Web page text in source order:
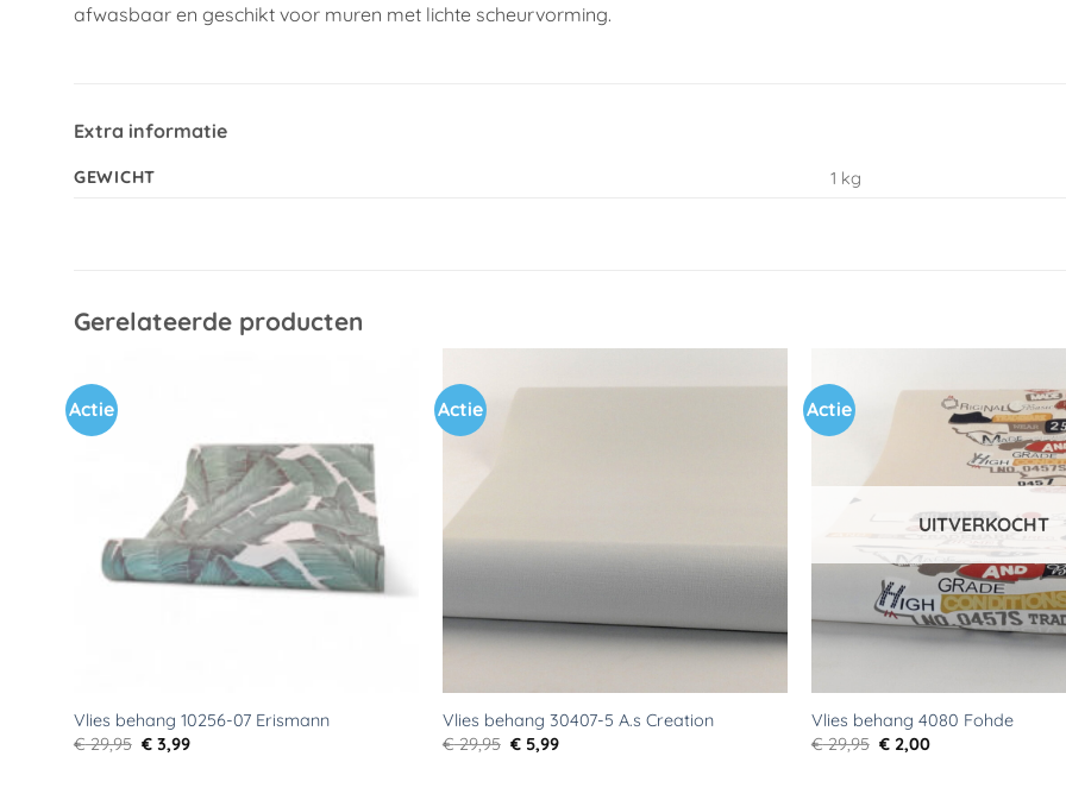
afwasbaar en geschikt voor muren met lichte scheurvorming.
Extra informatie
GEWICHT 1 kg
Gerelateerde producten
Actie
verlanglijst
Vlies behang 10256-07 Erismann
€29,95 Oorspronkelijke
prijs
€ 3,99Huidige
Actie
Vlies behang 30407-5 A.s Creation
€29,95 Oorspronkelijke
prijs
€ 5,99Huidige
Actie
UITVERKOCHT
Vlies behang 4080 Fohde
€29,95 Oorspronkelijke
prijs
€ 2,00Huidige